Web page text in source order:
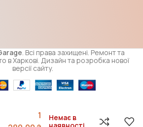
. Всі права захищені. Ремонт та
в Харкові. Дизайн та розробка нової
версії сайту.
1
Немає в